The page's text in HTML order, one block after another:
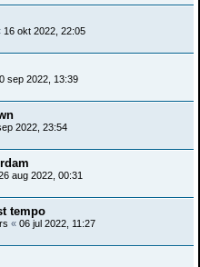
16 okt 2022, 22:05
sep 2022, 13:39
2022, 23:54
aug 2022, 00:31
tempo
« 06 jul 2022, 11:27